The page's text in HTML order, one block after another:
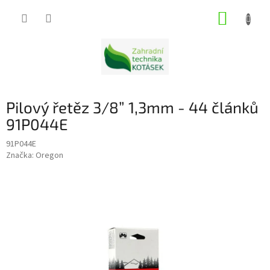
Pilový řetěz 3/8” 1,3mm - 44 článků
91P044E
91P044E
Značka: Oregon